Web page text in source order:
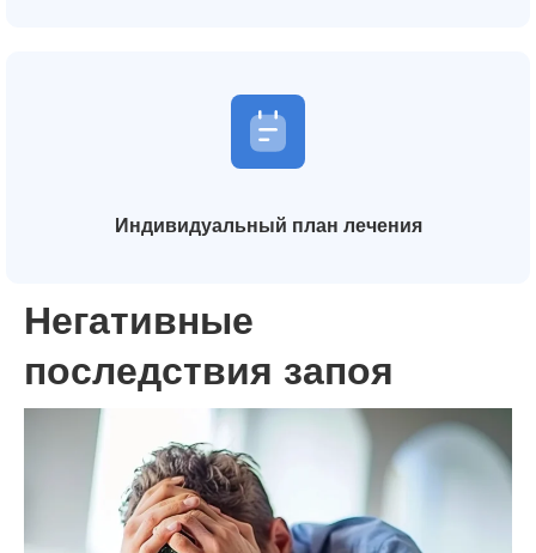
Индивидуальный план лечения
Негативные
последствия запоя